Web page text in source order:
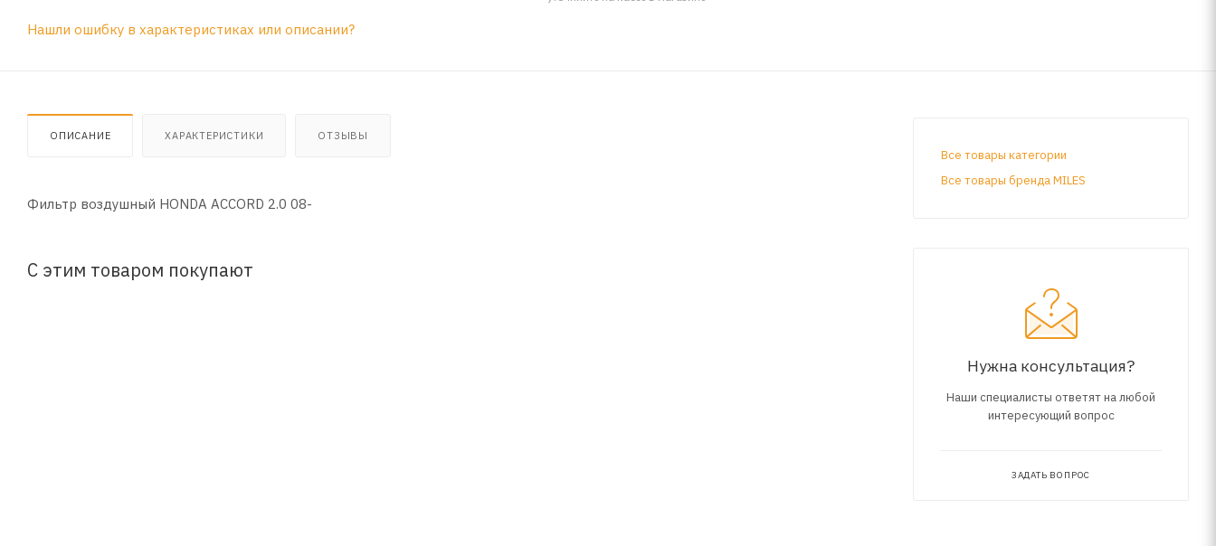
Нашли ошибку в характеристиках или описании?
ОПИСАНИЕ ХАРАКТЕРИСТИКИ ОТЗЫВЫ
Фильтр воздушный HONDA ACCORD 2.0 08-
С этим товаром покупают
Все товары категории
Все товары бренда MILES
Нужна консультация?
Наши специалисты ответят на любой
интересующий вопрос
ЗАДАТЬ ВОПРОС